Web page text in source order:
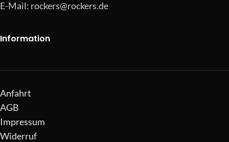
E-Mail: rockers@rockers.de
Information
Anfahrt
AGB
Impressum
Widerruf